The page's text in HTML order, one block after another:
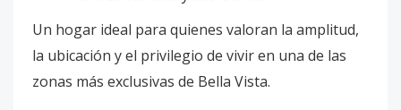
Un hogar ideal para quienes valoran la amplitud,
la ubicación y el privilegio de vivir en una de las
zonas más exclusivas de Bella Vista.